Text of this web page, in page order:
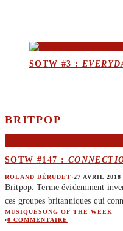
SOTW #3 :
BRITPOP
SOTW #147 :
ROLAND DÉRUDET·27 AVRIL 2018
Britpop. Terme évidemment
ces groupes britanniques qui
MUSIQUESONG OF THE WEEK
·0 COMMENTAIRE